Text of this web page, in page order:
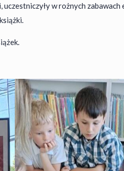
w rożnych zabawach